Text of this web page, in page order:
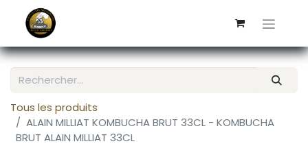
Tous les produits
ALAIN MILLIAT KOMBUCHA BRUT 33CL - KOMBUCHA
BRUT ALAIN MILLIAT 33CL